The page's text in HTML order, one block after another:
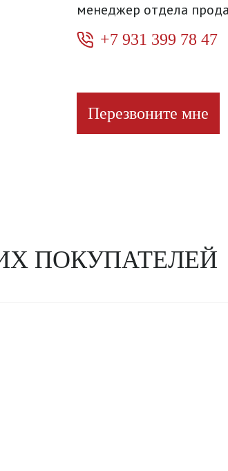
менеджер отдела
+7 931 399 78 47
Перезвоните мне
ПОКУПАТЕЛЕЙ